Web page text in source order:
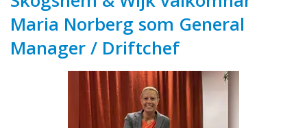
Maria Norberg som General
Manager / Driftchef